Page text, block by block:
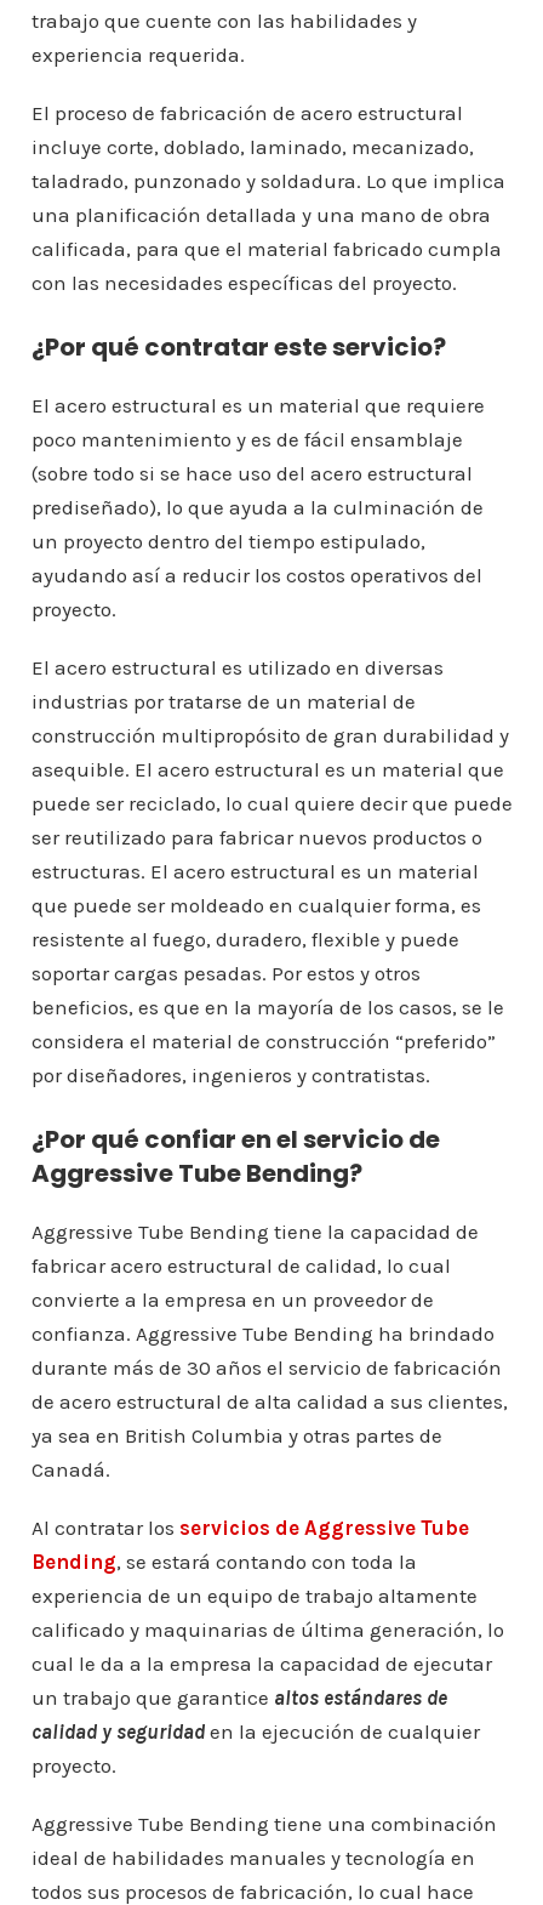
trabajo que cuente con las habilidades y
experiencia requerida.
El proceso de fabricación de acero estructural
incluye corte, doblado, laminado, mecanizado,
taladrado, punzonado y soldadura. Lo que implica
una planificación detallada y una mano de obra
calificada, para que el material fabricado cumpla
con las necesidades específicas del proyecto.
¿Por qué contratar este servicio?
El acero estructural es un material que requiere
poco mantenimiento y es de fácil ensamblaje
(sobre todo si se hace uso del acero estructural
prediseñado), lo que ayuda a la culminación de
un proyecto dentro del tiempo estipulado,
ayudando así a reducir los costos operativos del
proyecto.
El acero estructural es utilizado en diversas
industrias por tratarse de un material de
construcción multipropósito de gran durabilidad y
asequible. El acero estructural es un material que
puede ser reciclado, lo cual quiere decir que puede
ser reutilizado para fabricar nuevos productos o
estructuras. El acero estructural es un material
que puede ser moldeado en cualquier forma, es
resistente al fuego, duradero, flexible y puede
soportar cargas pesadas. Por estos y otros
beneficios, es que en la mayoría de los casos, se le
considera el material de construcción “preferido”
por diseñadores, ingenieros y contratistas.
¿Por qué confiar en el servicio de
Aggressive Tube Bending?
Aggressive Tube Bending tiene la capacidad de
fabricar acero estructural de calidad, lo cual
convierte a la empresa en un proveedor de
confianza. Aggressive Tube Bending ha brindado
durante más de 30 años el servicio de fabricación
de acero estructural de alta calidad a sus clientes,
ya sea en British Columbia y otras partes de
Canadá.
Al contratar los servicios de Aggressive Tube
Bending, se estará contando con toda la
experiencia de un equipo de trabajo altamente
calificado y maquinarias de última generación, lo
cual le da a la empresa la capacidad de ejecutar
un trabajo que garantice altos estándares de
calidad y seguridaden la ejecución de cualquier
proyecto.
Aggressive Tube Bending tiene una combinación
ideal de habilidades manuales y tecnología en
todos sus procesos de fabricación, lo cual hace